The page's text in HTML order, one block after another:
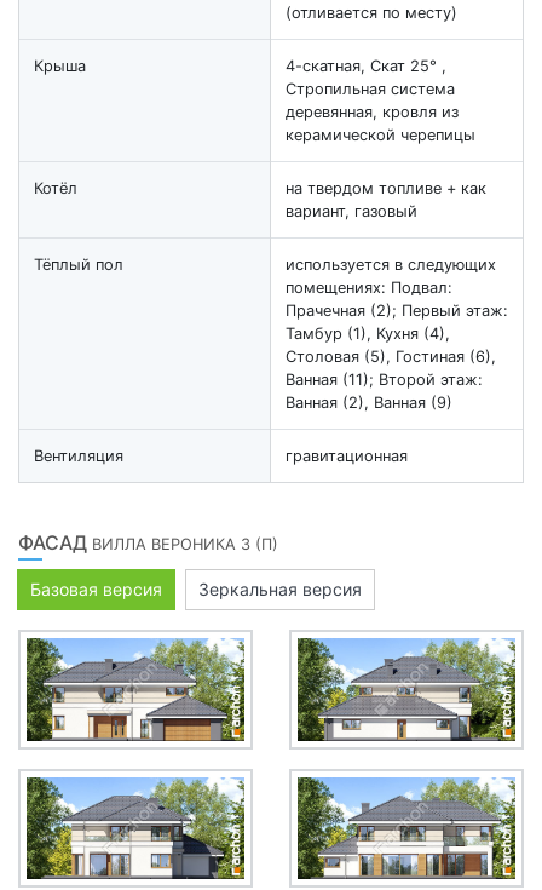
(отливается по месту)
Крыша
4-скатная, Скат 25° ,
Стропильная система
деревянная, кровля из
керамической черепицы
Котёл
на твердом топливе + как
вариант, газовый
Тёплый пол
используется в следующих
помещениях: Подвал:
Прачечная (2); Первый этаж:
Тамбур (1), Кухня (4),
Столовая (5), Гостиная (6),
Ванная (11); Второй этаж:
Ванная (2), Ванная (9)
Вентиляция гравитационная
ФАСАД ВИЛЛА ВЕРОНИКА 3 (П)
Базовая версия Зеркальная версия